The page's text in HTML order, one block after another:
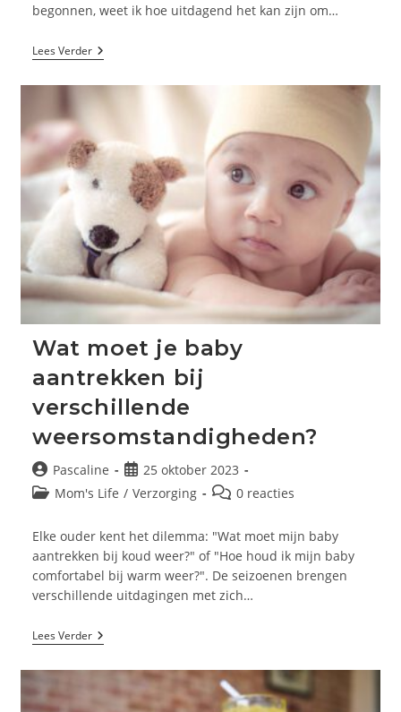
begonnen, weet ik hoe uitdagend het kan zijn om…
Lees VerderPraten
Over
Tips
Voor
Betere
Gesprekken
Wat moet je baby
aantrekken bij
verschillende
weersomstandigheden?
Bericht
auteur:
Pascaline
Bericht
gepubliceerd
25 oktober 2023
Berichtcategorie:
Mom's Life / Verzorging
Bericht0 reacties
Elke ouder kent het dilemma: "Wat moet mijn baby
aantrekken bij koud weer?" of "Hoe houd ik mijn baby
comfortabel bij warm weer?". De seizoenen brengen
verschillende uitdagingen met zich…
Lees VerderWat
Moet
Aantrekken